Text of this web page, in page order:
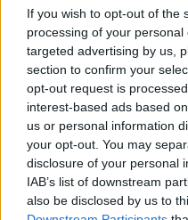
If you wish to opt-out of the
processing of your
targeted advertising by us,
section to confirm your
opt-out request is
interest-based ads based
us or personal information
your opt-out. You may
disclosure of your personal
IAB’s list of downstream
also be disclosed by us to
CHECK UNS AUF FACEBOOK
AD